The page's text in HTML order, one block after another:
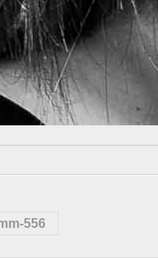
556